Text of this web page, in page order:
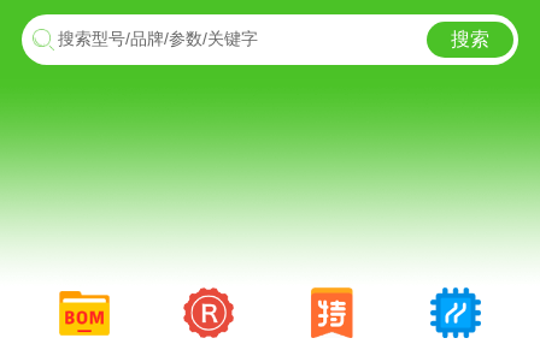
搜索型号/品牌/参数/关键字 搜索